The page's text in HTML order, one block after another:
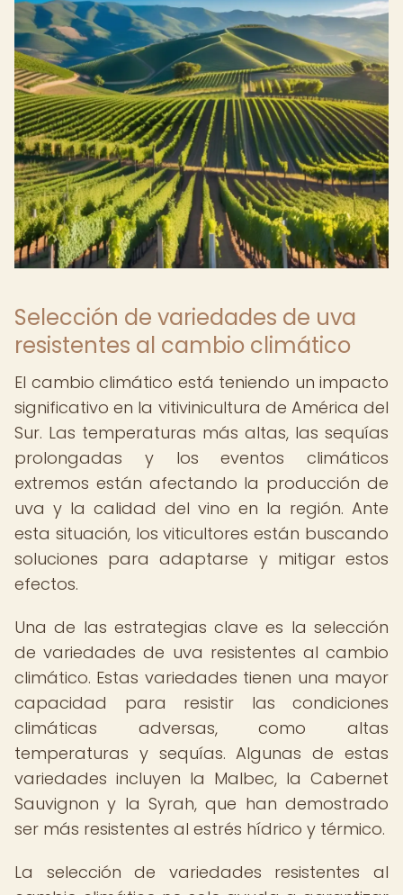
Selección de variedades de uva
resistentes al cambio climático
El cambio climático está teniendo un impacto
significativo en la vitivinicultura de América del
Sur. Las temperaturas más altas, las sequías
prolongadas y los eventos climáticos
extremos están afectando la producción de
uva y la calidad del vino en la región. Ante
esta situación, los viticultores están buscando
soluciones para adaptarse y mitigar estos
efectos.
Una de las estrategias clave es la selección
de variedades de uva resistentes al cambio
climático. Estas variedades tienen una mayor
capacidad para resistir las condiciones
climáticas adversas, como altas
temperaturas y sequías. Algunas de estas
variedades incluyen la Malbec, la Cabernet
Sauvignon y la Syrah, que han demostrado
ser más resistentes al estrés hídrico y térmico.
La selección de variedades resistentes al